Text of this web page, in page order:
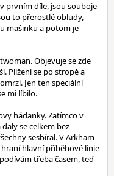
prvním díle, jsou souboje
to přerostlé obludy,
mašinku a potom je
Objevuje se zde
Plížení se po stropě a
Jen ten speciální
mi líbilo.
hádanky. Zatímco v
se celkem bez
sesbíral. V Arkham
hraní hlavní příběhové linie
třeba časem, teď